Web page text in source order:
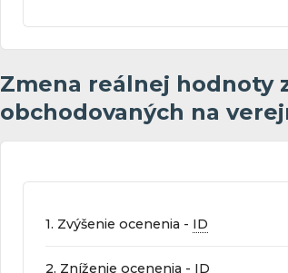
Zmena reálnej hodnoty
obchodovaných na
1. Zvýšenie ocenenia - ID
2. Zníženie ocenenia - ID